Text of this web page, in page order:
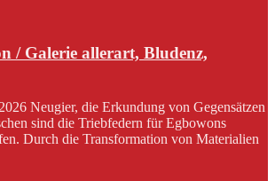
/ Galerie allerart, Bludenz,
Neugier, die Erkundung von Gegensätzen
sind die Triebfedern für Egbowons
Durch die Transformation von Materialien